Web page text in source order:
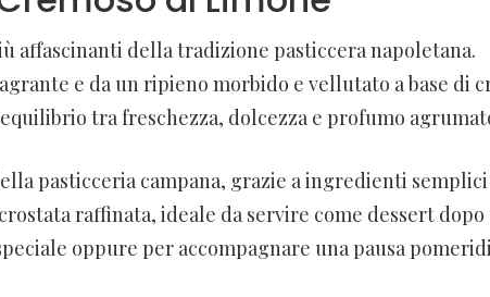
affascinanti della tradizione pasticcera napoletana.
e da un ripieno morbido e vellutato a base di
tra freschezza, dolcezza e profumo
pasticceria campana, grazie a ingredienti
raffinata, ideale da servire come dessert dopo
oppure per accompagnare una pausa